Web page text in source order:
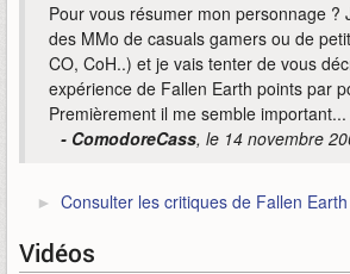
Pour vous résumer mon personnage ?
des MMo de casuals gamers ou de
CO, CoH..) et je vais tenter de vous
expérience de Fallen Earth points par
Premièrement il me semble important...
- ComodoreCass, le 14 novembre
Consulter les critiques de Fallen Earth
Vidéos